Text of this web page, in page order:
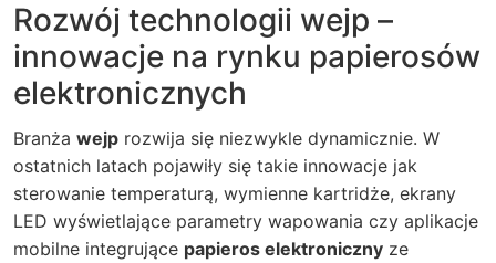
Rozwój technologii wejp –
innowacje na rynku papierosów
elektronicznych
Branża wejp rozwija się niezwykle dynamicznie. W
ostatnich latach pojawiły się takie innowacje jak
sterowanie temperaturą, wymienne kartridże, ekrany
LED wyświetlające parametry wapowania czy aplikacje
mobilne integrujące papieros elektroniczny ze